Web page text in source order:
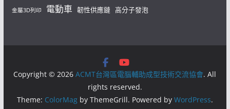
金屬3D列印 電動車 韌性供應鏈 高分子發泡
Copyright © 2026ACMT台灣區電腦輔助成型技術交流協會. All
rights reserved.
Theme: ColorMagby ThemeGrill. Powered by WordPress.